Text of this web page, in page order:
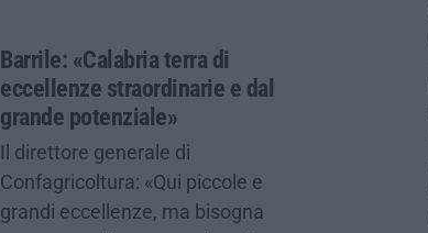
Barrile: «Calabria terra di
eccellenze straordinarie e dal
grande potenziale»
Il direttore generale di
Confagricoltura: «Qui piccole e
grandi eccellenze, ma bisogna